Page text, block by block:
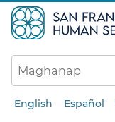
English Español